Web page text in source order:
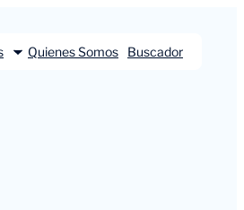
Quienes Somos Buscador